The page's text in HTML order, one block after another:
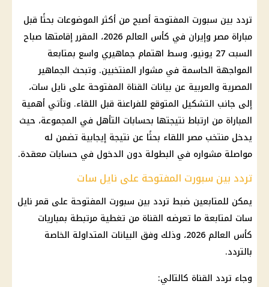
تردد بين سبورت المفتوحة أصبح من أكثر الموضوعات بحثًا قبل
مباراة مصر وإيران في كأس العالم 2026، المقرر إقامتها صباح
السبت 27 يونيو، وسط اهتمام جماهيري واسع بمتابعة
المواجهة الحاسمة في مشوار المنتخبين. وتبحث الجماهير
المصرية والعربية عن بيانات القناة المفتوحة على نايل سات،
إلى جانب التشكيل المتوقع للفراعنة قبل اللقاء. وتأتي أهمية
المباراة من ارتباط نتيجتها بحسابات التأهل في المجموعة، حيث
يدخل منتخب مصر اللقاء بحثًا عن نتيجة إيجابية تضمن له
مواصلة مشواره في البطولة دون الدخول في حسابات معقدة.
تردد بين سبورت المفتوحة على نايل سات
يمكن للمتابعين ضبط تردد بين سبورت المفتوحة على قمر نايل
سات لمتابعة ما تعرضه القناة من تغطية مرتبطة بمباريات
كأس العالم 2026، وذلك وفق البيانات المتداولة الخاصة
بالتردد.
وجاء تردد القناة كالتالي: